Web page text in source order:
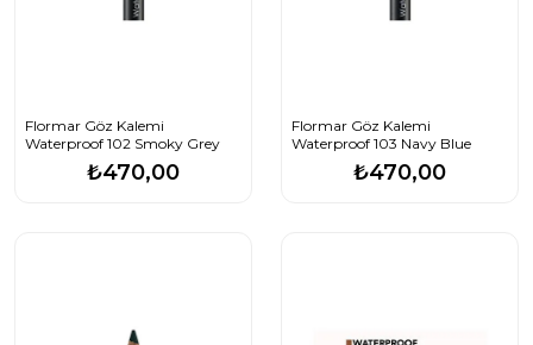
Flormar Göz Kalemi
Waterproof 102 Smoky Grey
₺470,00
Flormar Göz Kalemi
Waterproof 103 Navy Blue
₺470,00